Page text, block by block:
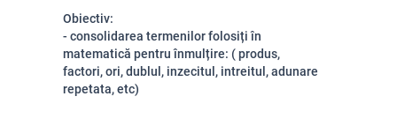
Obiectiv:
- consolidarea termenilor folosiți în
matematică pentru înmulțire: ( produs,
factori, ori, dublul, inzecitul, intreitul, adunare
repetata, etc)